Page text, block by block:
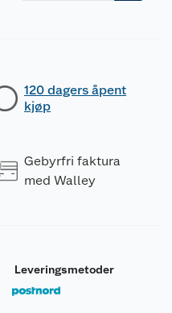
120 dagers åpent
kjøp
Gebyrfri faktura
med Walley
Leveringsmetoder